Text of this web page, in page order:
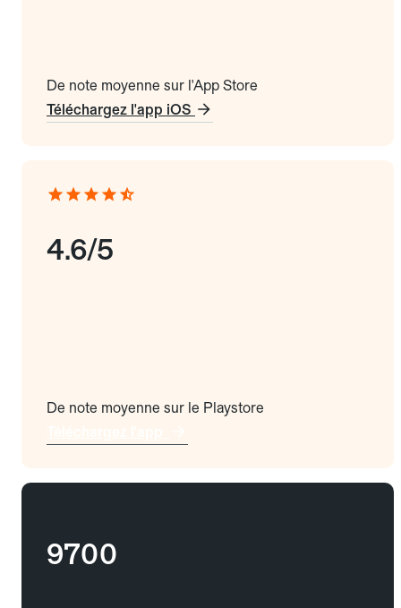
De note moyenne sur l'App Store
Téléchargez l'app iOS
4.6/5
De note moyenne sur le Playstore
9700